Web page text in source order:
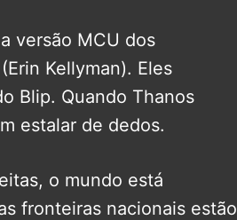
versão MCU dos
Kellyman). Eles
Blip. Quando Thanos
estalar de dedos.
o mundo está
fronteiras nacionais estão